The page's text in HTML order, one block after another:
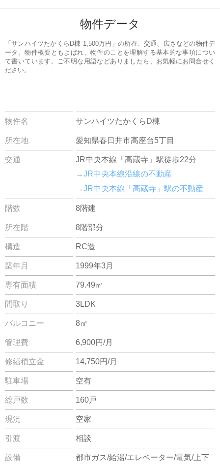
物件データ
「サンハイツたかくらD棟 1,500万円」の所在、交通、広さなどの物件デ
ータ。物件概要ともよばれ、物件のことを理解する基本的な事項につい
て書いています。ご不明な用語などありましたら、お気軽にお問合せく
ださい。
物件名 サンハイツたかくらD棟
所在地 愛知県春日井市高座台5丁目
交通
JR中央本線「高蔵寺」駅徒歩22分
→JR中央本線沿線の不動産
→JR中央本線「高蔵寺」駅の不動産
階数 8階建
所在階 8階部分
構造 RC造
築年月 1999年3月
専有面積 79.49㎡
間取り 3LDK
バルコニー 8㎡
管理費 6,900円/月
修繕積立金 14,750円/月
駐車場 空有
総戸数 160戸
現況 空家
引渡 相談
設備
都市ガス/給湯/エレベーター/電気/上下